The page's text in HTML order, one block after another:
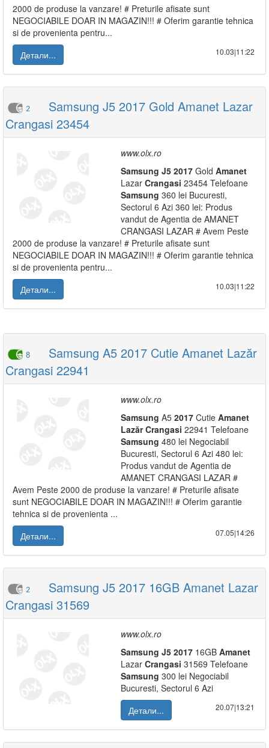
2000 de produse la vanzare! # Preturile afisate sunt
NEGOCIABILE DOAR IN MAGAZIN!!! # Oferim garantie tehnica
si de provenienta pentru...
Детали...
10.03|11:22
2
Samsung J5 2017 Gold Amanet Lazar
Crangasi 23454
www.olx.ro
Samsung J5 2017 Gold Amanet
Lazar Crangasi 23454 Telefoane
Samsung 360 lei Bucuresti,
Sectorul 6 Azi 360 lei: Produs
vandut de Agentia de AMANET
CRANGASI LAZAR # Avem Peste
2000 de produse la vanzare! # Preturile afisate sunt
NEGOCIABILE DOAR IN MAGAZIN!!! # Oferim garantie tehnica
si de provenienta pentru...
Детали...
10.03|11:22
8
Samsung A5 2017 Cutie Amanet Lazăr
Crangasi 22941
www.olx.ro
Samsung A5 2017 Cutie Amanet
Lazăr Crangasi 22941 Telefoane
Samsung 480 lei Negociabil
Bucuresti, Sectorul 6 Azi 480 lei:
Produs vandut de Agentia de
AMANET CRANGASI LAZAR #
Avem Peste 2000 de produse la vanzare! # Preturile afisate
sunt NEGOCIABILE DOAR IN MAGAZIN!!! # Oferim garantie
tehnica si de provenienta ...
Детали...
07.05|14:26
2
Samsung J5 2017 16GB Amanet Lazar
Crangasi 31569
www.olx.ro
Samsung J5 2017 16GB Amanet
Lazar Crangasi 31569 Telefoane
Samsung 300 lei Negociabil
Bucuresti, Sectorul 6 Azi
Детали...
20.07|13:21